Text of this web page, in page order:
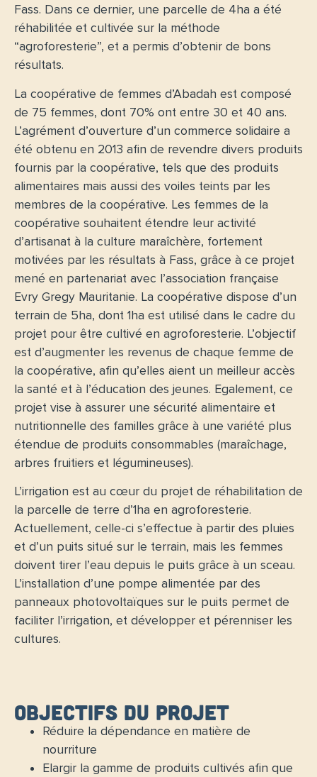
Fass. Dans ce dernier, une parcelle de 4ha a été
réhabilitée et cultivée sur la méthode
“agroforesterie”, et a permis d’obtenir de bons
résultats.
La coopérative de femmes d’Abadah est composé
de 75 femmes, dont 70% ont entre 30 et 40 ans.
L’agrément d’ouverture d’un commerce solidaire a
été obtenu en 2013 afin de revendre divers produits
fournis par la coopérative, tels que des produits
alimentaires mais aussi des voiles teints par les
membres de la coopérative. Les femmes de la
coopérative souhaitent étendre leur activité
d’artisanat à la culture maraîchère, fortement
motivées par les résultats à Fass, grâce à ce projet
mené en partenariat avec l’association française
Evry Gregy Mauritanie. La coopérative dispose d’un
terrain de 5ha, dont 1ha est utilisé dans le cadre du
projet pour être cultivé en agroforesterie. L’objectif
est d’augmenter les revenus de chaque femme de
la coopérative, afin qu’elles aient un meilleur accès
la santé et à l’éducation des jeunes. Egalement, ce
projet vise à assurer une sécurité alimentaire et
nutritionnelle des familles grâce à une variété plus
étendue de produits consommables (maraîchage,
arbres fruitiers et légumineuses).
L’irrigation est au cœur du projet de réhabilitation de
la parcelle de terre d’1ha en agroforesterie.
Actuellement, celle-ci s’effectue à partir des pluies
et d’un puits situé sur le terrain, mais les femmes
doivent tirer l’eau depuis le puits grâce à un sceau.
L’installation d’une pompe alimentée par des
panneaux photovoltaïques sur le puits permet de
faciliter l’irrigation, et développer et pérenniser les
cultures.
Objectifs du projet
Réduire la dépendance en matière de
nourriture
Elargir la gamme de produits cultivés afin que